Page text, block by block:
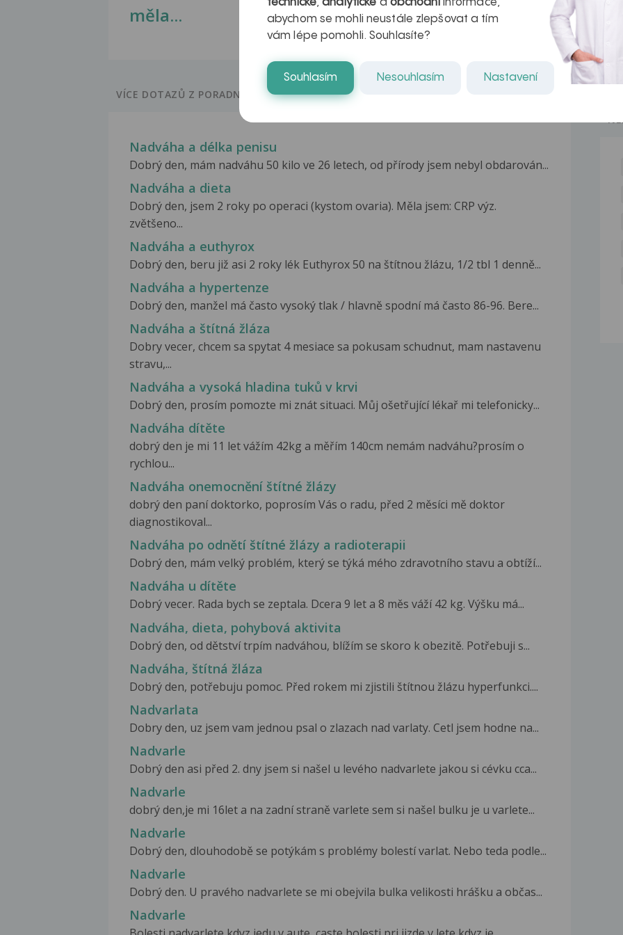
měla...
kteří ji...
VÍCE DOTAZŮ Z PORADNY
Nadváha a délka penisu
Dobrý den, mám nadváhu 50 kilo ve 26 letech, od přírody jsem nebyl obdarován...
Nadváha a dieta
Dobrý den, jsem 2 roky po operaci (kystom ovaria). Měla jsem: CRP výz.
zvětšeno...
Nadváha a euthyrox
Dobrý den, beru již asi 2 roky lék Euthyrox 50 na štítnou žlázu, 1/2 tbl 1 denně...
Nadváha a hypertenze
Dobrý den, manžel má často vysoký tlak / hlavně spodní má často 86-96. Bere...
Nadváha a štítná žláza
Dobry vecer, chcem sa spytat 4 mesiace sa pokusam schudnut, mam nastavenu
stravu,...
Nadváha a vysoká hladina tuků v krvi
Dobrý den, prosím pomozte mi znát situaci. Můj ošetřující lékař mi telefonicky...
Nadváha dítěte
dobrý den je mi 11 let vážím 42kg a měřím 140cm nemám nadváhu?prosím o
rychlou...
Nadváha onemocnění štítné žlázy
dobrý den paní doktorko, poprosím Vás o radu, před 2 měsíci mě doktor
diagnostikoval...
Nadváha po odnětí štítné žlázy a radioterapii
Dobrý den, mám velký problém, který se týká mého zdravotního stavu a obtíží...
Nadváha u dítěte
Dobrý vecer. Rada bych se zeptala. Dcera 9 let a 8 měs váží 42 kg. Výšku má...
Nadváha, dieta, pohybová aktivita
Dobrý den, od dětství trpím nadváhou, blížím se skoro k obezitě. Potřebuji s...
Nadváha, štítná žláza
Dobrý den, potřebuju pomoc. Před rokem mi zjistili štítnou žlázu hyperfunkci....
Nadvarlata
Dobry den, uz jsem vam jednou psal o zlazach nad varlaty. Cetl jsem hodne na...
Nadvarle
Dobrý den asi před 2. dny jsem si našel u levého nadvarlete jakou si cévku cca...
Nadvarle
dobrý den,je mi 16let a na zadní straně varlete sem si našel bulku je u varlete...
Nadvarle
Dobrý den, dlouhodobě se potýkám s problémy bolestí varlat. Nebo teda podle...
Nadvarle
Dobrý den. U pravého nadvarlete se mi obejvila bulka velikosti hrášku a občas...
Nadvarle
technické,analytické a obchodníinformace,
abychom se mohli neustále zlepšovat a tím
vám lépe pomohli. Souhlasíte?
Souhlasím Nesouhlasím Nastavení